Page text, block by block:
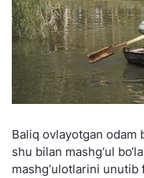
Baliq ovlayotgan
shu bilan mashg‘ul
mashg‘ulotlarini